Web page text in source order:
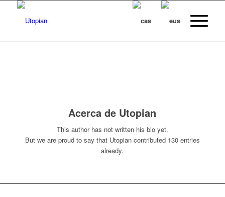
Acerca de Utopian
This author has not written his bio yet.
But we are proud to say that Utopiancontributed 130 entries
already.